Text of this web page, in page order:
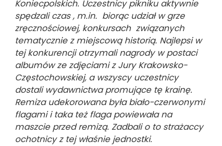
Koniecpolskich. Uczestnicy pikniku aktywnie
spędzali czas , m.in. biorąc udział w grze
zręcznościowej, konkursach związanych
tematycznie z miejscową historią. Najlepsi w
tej konkurencji otrzymali nagrody w postaci
albumów ze zdjęciami z Jury Krakowsko-
Częstochowskiej, a wszyscy uczestnicy
dostali wydawnictwa promujące tę krainę.
Remiza udekorowana była biało-czerwonymi
flagami i taka też flaga powiewała na
maszcie przed remizą. Zadbali o to strażaccy
ochotnicy z tej właśnie jednostki.